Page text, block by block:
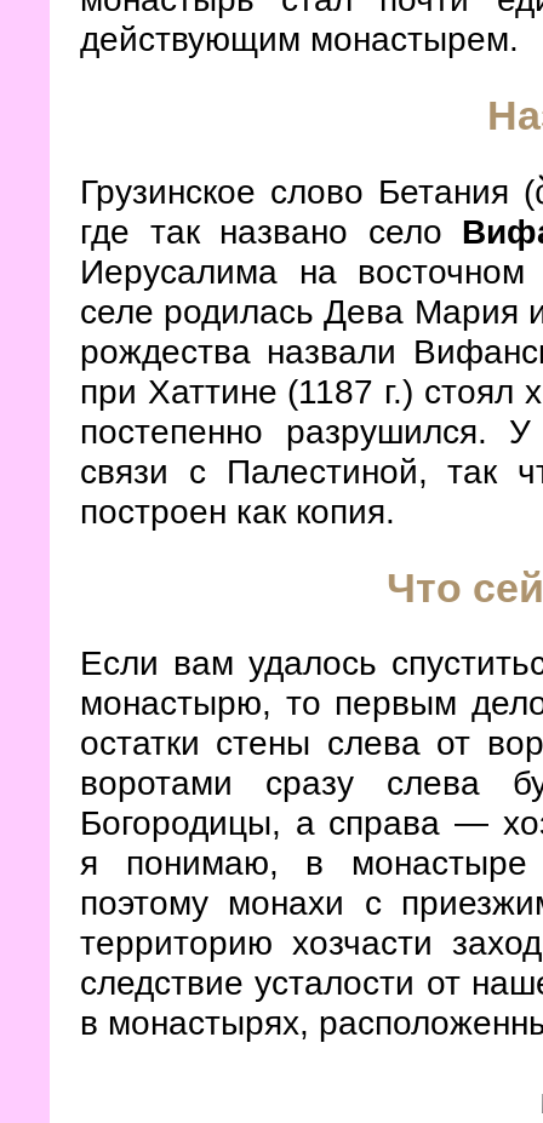
действующим монастырем.
Грузинское слово Бетания
где так названо село
Иерусалима на
селе родилась Дева Мария
рождества назвали
при Хаттине (1187 г.)
постепенно разрушился.
связи с Палестиной, так
построен как копия.
Что
Если вам удалось
монастырю, то первым
остатки стены слева от
воротами сразу слева
Богородицы, а справа —
я понимаю, в монастыре
поэтому монахи с
территорию хозчасти
следствие усталости от
в монастырях,